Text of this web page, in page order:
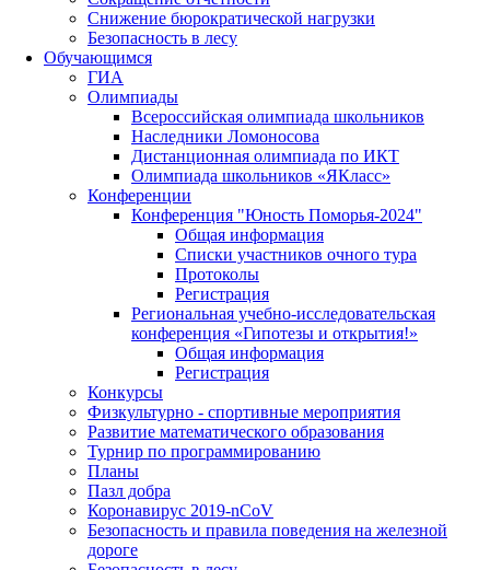
Снижение бюрократической нагрузки
Безопасность в лесу
Обучающимся
ГИА
Олимпиады
Всероссийская олимпиада школьников
Наследники Ломоносова
Дистанционная олимпиада по ИКТ
Олимпиада школьников «ЯКласс»
Конференции
Конференция "Юность Поморья-2024"
Общая информация
Списки участников очного тура
Протоколы
Регистрация
Региональная учебно-исследовательская
конференция «Гипотезы и открытия!»
Общая информация
Регистрация
Конкурсы
Физкультурно - спортивные мероприятия
Развитие математического образования
Турнир по программированию
Планы
Пазл добра
Коронавирус 2019-nCoV
Безопасность и правила поведения на железной
дороге